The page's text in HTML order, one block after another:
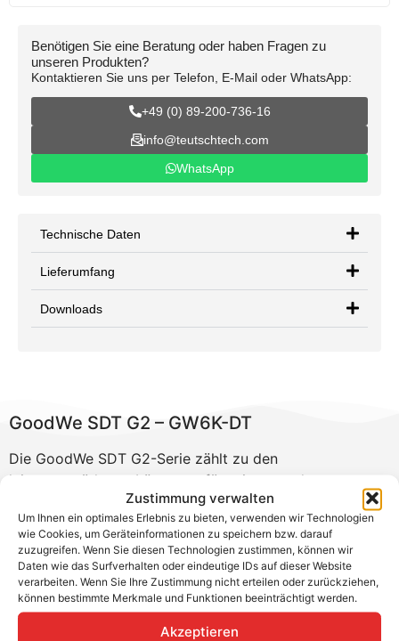
Zustimmung verwalten
Um Ihnen ein optimales Erlebnis zu bieten, verwenden wir Technologien
wie Cookies, um Geräteinformationen zu speichern bzw. darauf
zuzugreifen. Wenn Sie diesen Technologien zustimmen, können wir
Daten wie das Surfverhalten oder eindeutige IDs auf dieser Website
verarbeiten. Wenn Sie Ihre Zustimmung nicht erteilen oder zurückziehen,
können bestimmte Merkmale und Funktionen beeinträchtigt werden.
Akzeptieren
Technische Daten
Lieferumfang
Downloads
Benötigen Sie eine Beratung oder haben Fragen zu
unseren Produkten?
Kontaktieren Sie uns per Telefon, E-Mail oder WhatsApp:
+49 (0) 89-200-736-16
info@teutschtech.com
WhatsApp
GoodWe SDT G2 – GW6K-DT
Die GoodWe SDT G2-Serie zählt zu den
leistungsstärksten Lösungen für private und
gewerbliche Solaranlagen. Durch ihre fortschrittliche
Technologie glänzen die Modelle mit einer
bemerkenswerten Effizienz. Für die Installation ist kein
Nullleiter erforderlich. Sowohl die DC- als auch die AC-
Leistung wurden optimiert, wobei ein maximaler
Wirkungsgrad von bis zu 98,3 % erreicht wird. Diese
Eigenschaften machen die SDT G2-Serie zu einer